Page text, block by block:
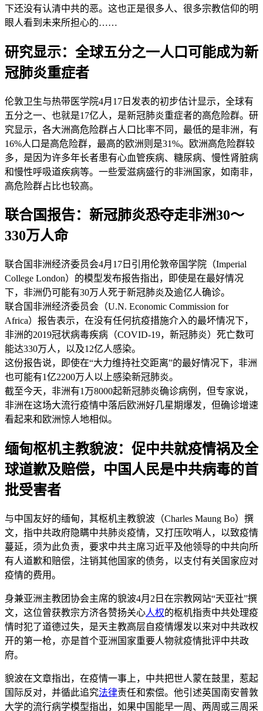
下还没有认清中共的恶。这也正是很多人、很多宗教信仰的明
眼人看到未来所担心的……
研究显示：全球五分之一人口可能成为新
冠肺炎重症者
伦敦卫生与热带医学院4月17日发表的初步估计显示，全球有
五分之一、也就是17亿人，是新冠肺炎重症者的高危险群。研
究显示，各大洲高危险群占人口比率不同，最低的是非洲，有
16%人口是高危险群，最高的欧洲则是31%。欧洲高危险群较
多，是因为许多年长者患有心血管疾病、糖尿病、慢性肾脏病
和慢性呼吸道疾病等。一些爱滋病盛行的非洲国家，如南非，
高危险群占比也较高。
联合国报告：新冠肺炎恐夺走非洲30～
330万人命
联合国非洲经济委员会4月17日引用伦敦帝国学院（Imperial
College London）的模型发布报告指出，即使是在最好情况
下，非洲仍可能有30万人死于新冠肺炎及逾亿人确诊。
联合国非洲经济委员会（U.N. Economic Commission for
Africa）报告表示，在没有任何抗疫措施介入的最坏情况下，
非洲的2019冠状病毒疾病（COVID-19，新冠肺炎）死亡数可
能达330万人，以及12亿人感染。
这份报告说，即使在“大力维持社交距离”的最好情况下，非洲
也可能有1亿2200万人以上感染新冠肺炎。
截至今天，非洲有1万8000起新冠肺炎确诊病例，但专家说，
非洲在这场大流行疫情中落后欧洲好几星期爆发，但确诊增速
看起来和欧洲惊人地相似。
缅甸枢机主教貌波：促中共就疫情祸及全
球道歉及赔偿，中国人民是中共病毒的首
批受害者
与中国友好的缅甸，其枢机主教貌波（Charles Maung Bo）撰
文，指中共政府隐瞒中共肺炎疫情，又打压吹哨人，以致疫情
蔓延，须为此负责，要求中共主席习近平及他领导的中共向所
有人道歉和赔偿，注销其他国家的债务，以支付有关国家应对
疫情的费用。
身兼亚洲主教团协会主席的貌波4月2日在宗教网站“天亚社”撰
文，这位曾获教宗方济各赞扬关心人权的枢机指责中共处理疫
情时犯了道德过失，是天主教高层自疫情爆发以来对中共政权
开的第一枪，亦是首个亚洲国家重要人物就疫情批评中共政
府。
貌波在文章指出，在疫情一事上，中共把世人蒙在鼓里，惹起
国际反对，并循此追究法律责任和索偿。他引述英国南安普敦
大学的流行病学模型指出，如果中国能早一周、两周或三周采